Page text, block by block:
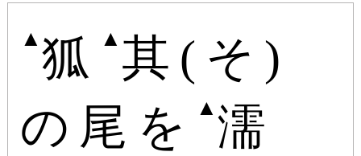
▲ 狐 ▲ 其(そ)
の尾を
▲ 濡